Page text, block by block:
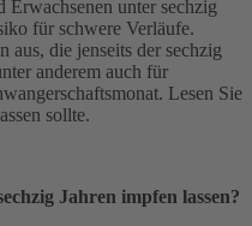
Erwachsenen unter sechzig
für schwere Verläufe.
aus, die jenseits der sechzig
anderem auch für
Lesen Sie
sollte.
Jahren impfen lassen?